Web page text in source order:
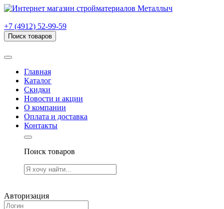
+7 (4912) 52-99-59
Поиск товаров
Главная
Каталог
Скидки
Новости и акции
О компании
Оплата и доставка
Контакты
Поиск товаров
Авторизация